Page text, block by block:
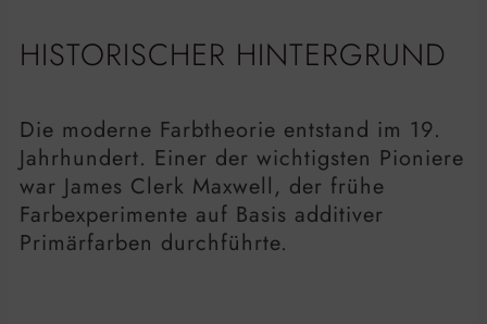
HISTORISCHER HINTERGRUND
Die moderne Farbtheorie entstand im 19.
Jahrhundert. Einer der wichtigsten Pioniere
war James Clerk Maxwell, der frühe
Farbexperimente auf Basis additiver
Primärfarben durchführte.